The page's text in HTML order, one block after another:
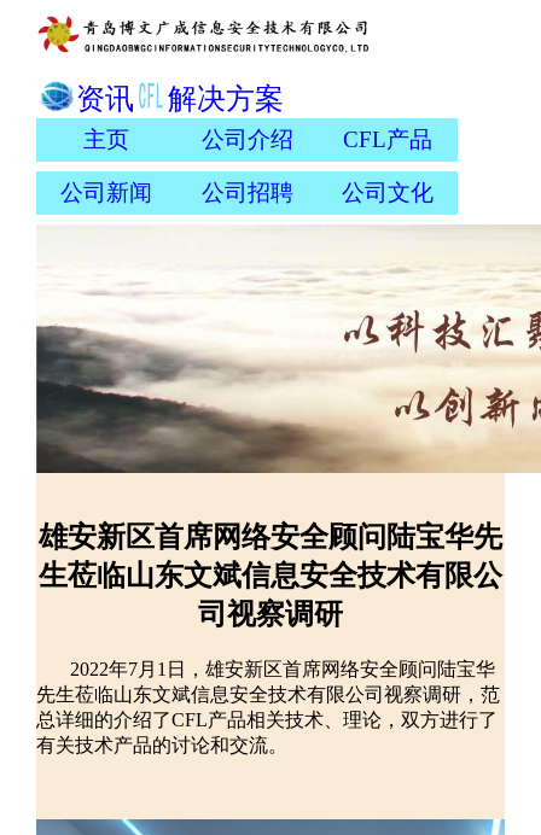
资讯 解决方案
主页 公司介绍 CFL产品
公司新闻 公司招聘 公司文化
雄安新区首席网络安全顾问陆宝华先
生莅临山东文斌信息安全技术有限公
司视察调研
2022年7月1日，雄安新区首席网络安全顾问陆宝华
先生莅临山东文斌信息安全技术有限公司视察调研，范
总详细的介绍了CFL产品相关技术、理论，双方进行了
有关技术产品的讨论和交流。